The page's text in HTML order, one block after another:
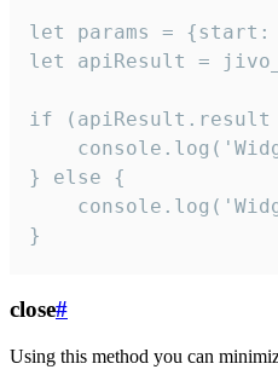
let params =
let apiResult =
if
} else {
}
close#
Using this method you can